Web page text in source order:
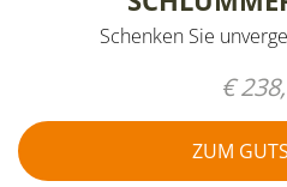
Schenken Sie
€
ZUM